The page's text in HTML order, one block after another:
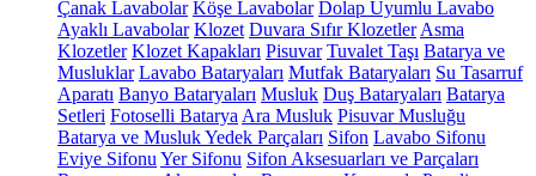
Çanak Lavabolar Köşe Lavabolar Dolap Uyumlu Lavabo
Ayaklı Lavabolar Klozet Duvara Sıfır Klozetler Asma
Klozetler Klozet Kapakları Pisuvar Tuvalet Taşı Batarya ve
Musluklar Lavabo Bataryaları Mutfak Bataryaları Su Tasarruf
Aparatı Banyo Bataryaları Musluk Duş Bataryaları Batarya
Setleri Fotoselli Batarya Ara Musluk Pisuvar Musluğu
Batarya ve Musluk Yedek Parçaları Sifon Lavabo Sifonu
Eviye Sifonu Yer Sifonu Sifon Aksesuarları ve Parçaları